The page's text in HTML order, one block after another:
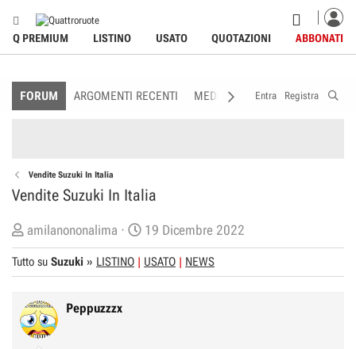
Q PREMIUM LISTINO USATO QUOTAZIONI ABBONATI
FORUM ARGOMENTI RECENTI MEDIA MEMBRI
Entra Registra
Vendite Suzuki In Italia
Vendite Suzuki In Italia
C
r
e
t
o
amilanononalima
D
a
t
19 Dicembre 2022
Tutto su Suzuki » LISTINO USATO NEWS
Peppuzzzx